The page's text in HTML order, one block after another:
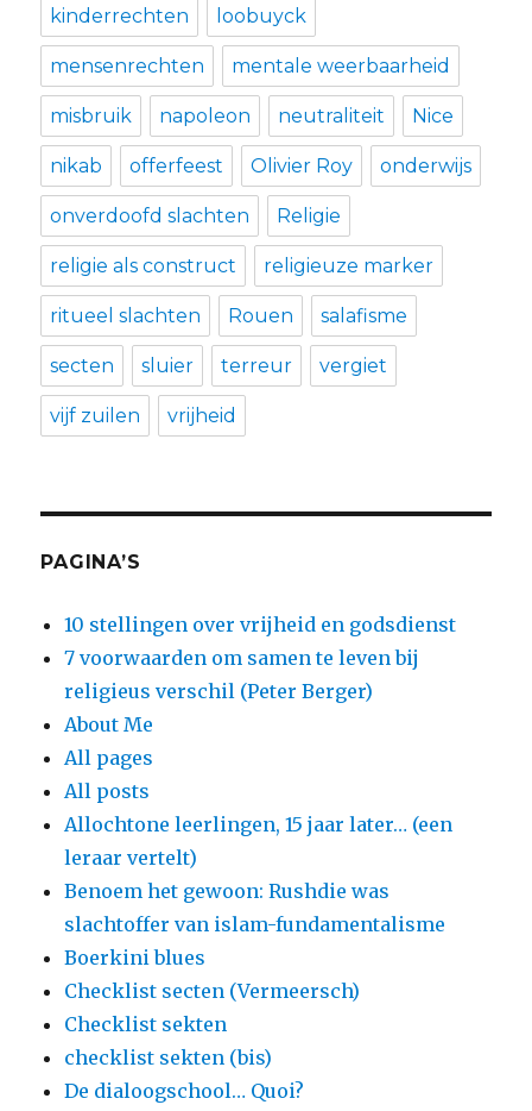
kinderrechten loobuyck
mensenrechten mentale weerbaarheid
misbruik napoleon neutraliteit Nice
nikab offerfeest Olivier Roy onderwijs
onverdoofd slachten Religie
religie als construct religieuze marker
ritueel slachten Rouen salafisme
secten sluier terreur vergiet
vijf zuilen vrijheid
PAGINA’S
10 stellingen over vrijheid en godsdienst
7 voorwaarden om samen te leven bij
religieus verschil (Peter Berger)
About Me
All pages
All posts
Allochtone leerlingen, 15 jaar later… (een
leraar vertelt)
Benoem het gewoon: Rushdie was
slachtoffer van islam-fundamentalisme
Boerkini blues
Checklist secten (Vermeersch)
Checklist sekten
checklist sekten (bis)
De dialoogschool… Quoi?